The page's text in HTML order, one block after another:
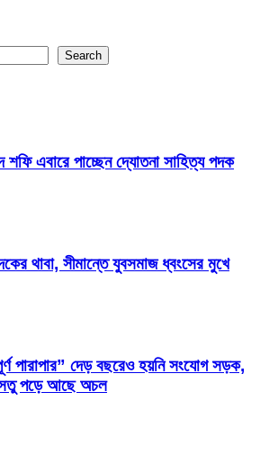
Search
শফি এবারে পাচ্ছেন দ্যোতনা সাহিত্য পদক
থাবা, সীমান্তে যুবসমাজ ধ্বংসের মুখে
পারাপার” দেড় বছরেও হয়নি সংযোগ সড়ক,
সেতু পড়ে আছে অচল